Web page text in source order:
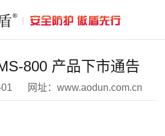
800 产品下市通告
网址：www.aodun.com.cn